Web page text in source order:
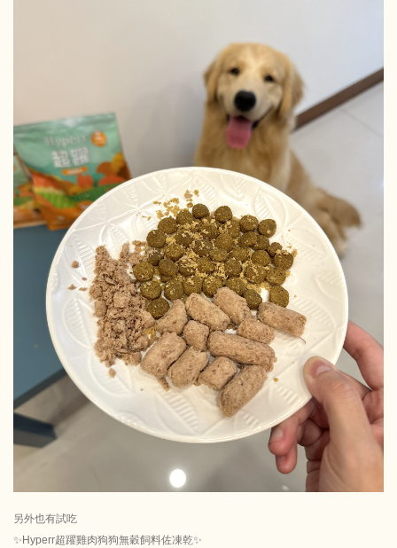
另外也有試吃
✨Hyperr超躍雞肉狗狗無穀飼料佐凍乾✨